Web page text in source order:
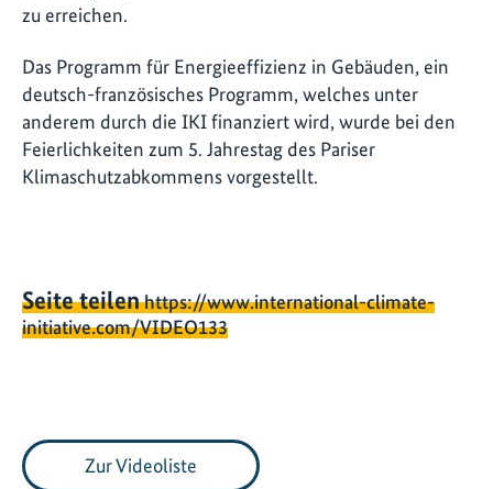
zu erreichen.
Das Programm für Energieeffizienz in Gebäuden, ein
deutsch-französisches Programm, welches unter
anderem durch die IKI finanziert wird, wurde bei den
Feierlichkeiten zum 5. Jahrestag des Pariser
Klimaschutzabkommens vorgestellt.
Seite teilenhttps://www.international-climate-
initiative.com/VIDEO133
Zur Videoliste